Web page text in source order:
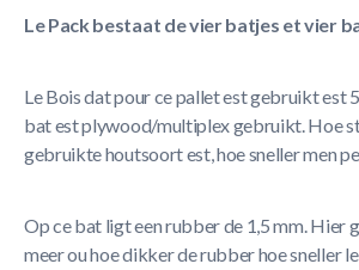
Le Pack bestaat de vier batjes et vier
Le Bois dat pour ce pallet est gebruikt est
bat est plywood/multiplex gebruikt. Hoe
gebruikte houtsoort est, hoe sneller men
Op ce bat ligt een rubber de 1,5 mm. Hier
meer ou hoe dikker de rubber hoe sneller